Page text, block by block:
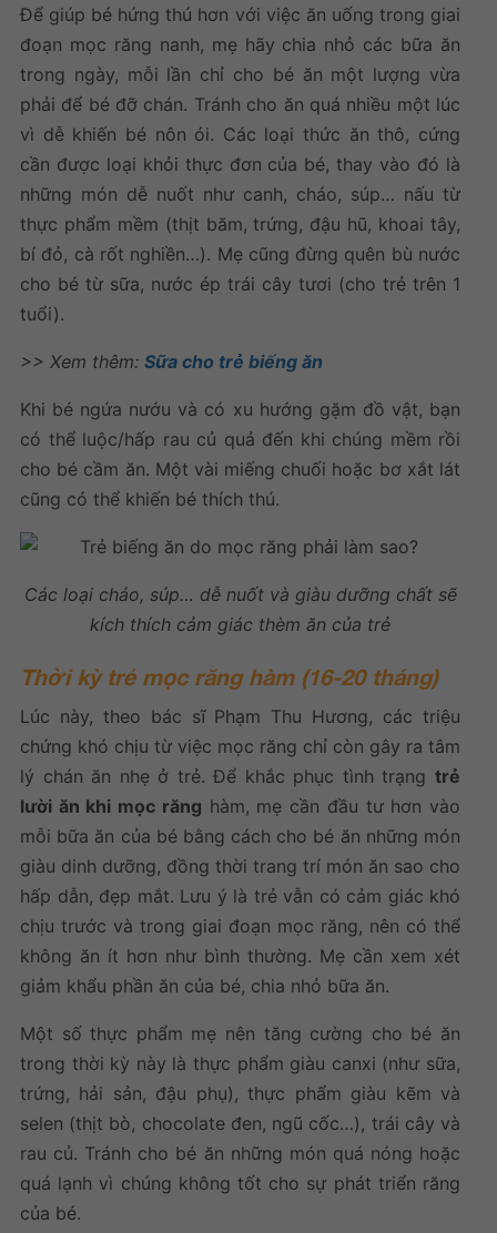
Để giúp bé hứng thú hơn với việc ăn uống trong giai
đoạn mọc răng nanh, mẹ hãy chia nhỏ các bữa ăn
trong ngày, mỗi lần chỉ cho bé ăn một lượng vừa
phải để bé đỡ chán. Tránh cho ăn quá nhiều một lúc
vì dễ khiến bé nôn ói. Các loại thức ăn thô, cứng
cần được loại khỏi thực đơn của bé, thay vào đó là
những món dễ nuốt như canh, cháo, súp… nấu từ
thực phẩm mềm (thịt băm, trứng, đậu hũ, khoai tây,
bí đỏ, cà rốt nghiền…). Mẹ cũng đừng quên bù nước
cho bé từ sữa, nước ép trái cây tươi (cho trẻ trên 1
tuổi).
>> Xem thêm: Sữa cho trẻ biếng ăn
Khi bé ngứa nướu và có xu hướng gặm đồ vật, bạn
có thể luộc/hấp rau củ quả đến khi chúng mềm rồi
cho bé cầm ăn. Một vài miếng chuối hoặc bơ xắt lát
cũng có thể khiến bé thích thú.
Các loại cháo, súp… dễ nuốt và giàu dưỡng chất sẽ
kích thích cảm giác thèm ăn của trẻ
Thời kỳ trẻ mọc răng hàm (16-20 tháng)
Lúc này, theo bác sĩ Phạm Thu Hương, các triệu
chứng khó chịu từ việc mọc răng chỉ còn gây ra tâm
lý chán ăn nhẹ ở trẻ. Để khắc phục tình trạng trẻ
lười ăn khi mọc răng hàm, mẹ cần đầu tư hơn vào
mỗi bữa ăn của bé bằng cách cho bé ăn những món
giàu dinh dưỡng, đồng thời trang trí món ăn sao cho
hấp dẫn, đẹp mắt. Lưu ý là trẻ vẫn có cảm giác khó
chịu trước và trong giai đoạn mọc răng, nên có thể
không ăn ít hơn như bình thường. Mẹ cần xem xét
giảm khẩu phần ăn của bé, chia nhỏ bữa ăn.
Một số thực phẩm mẹ nên tăng cường cho bé ăn
trong thời kỳ này là thực phẩm giàu canxi (như sữa,
trứng, hải sản, đậu phụ), thực phẩm giàu kẽm và
selen (thịt bò, chocolate đen, ngũ cốc…), trái cây và
rau củ. Tránh cho bé ăn những món quá nóng hoặc
quá lạnh vì chúng không tốt cho sự phát triển răng
của bé.